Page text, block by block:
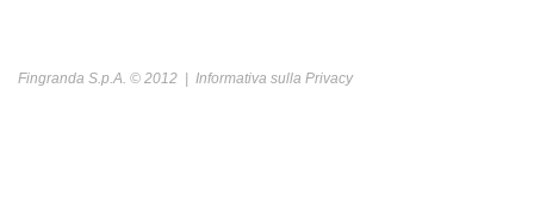
Fingranda S.p.A. © 2012 | Informativa sulla Privacy